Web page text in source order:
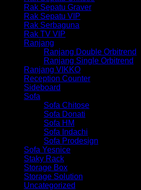
Rak Sepatu Graver
Rak Sepatu VIP
Rak Serbaguna
Rak TV VIP
Ranjang
Ranjang Double Orbitrend
Ranjang Single Orbitrend
Ranjang VIKKO
Reception Counter
Sideboard
Sofa
Sofa Chitose
Sofa Donati
Sofa HM
Sofa Indachi
Sofa Prodesign
Sofa Yesnice
Staky Rack
Storage Box
Storage Solution
Uncategorized